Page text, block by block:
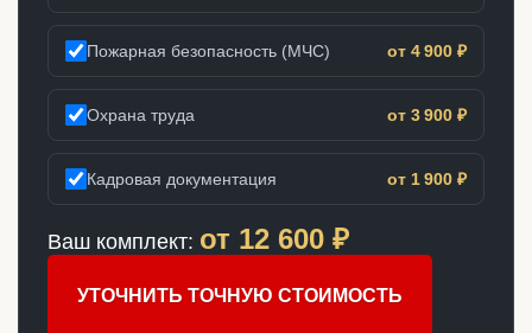
Пожарная безопасность (МЧС) от 4 900 ₽
Охрана труда от 3 900 ₽
Кадровая документация от 1 900 ₽
Ваш комплект: от 12 600 ₽
УТОЧНИТЬ ТОЧНУЮ СТОИМОСТЬ